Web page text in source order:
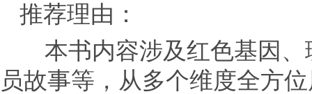
推荐理由：
本书内容涉及红色基因、
员故事等，从多个维度全方